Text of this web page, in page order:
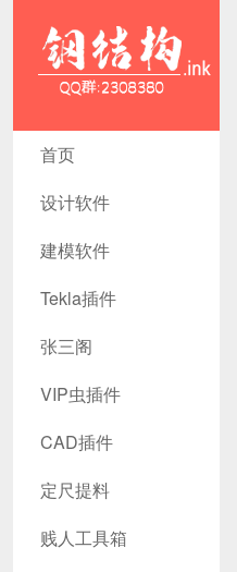
202202 - 钢
结构资源
网- Tekla插
件 CAD工
具 犀牛GH
汉化
首页
设计软件
建模软件
Tekla插件
张三阁
VIP虫插件
CAD插件
定尺提料
贱人工具箱